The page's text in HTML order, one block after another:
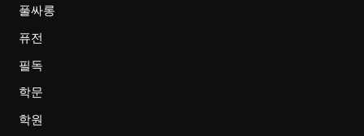
풀싸롱
퓨전
필독
학문
학원